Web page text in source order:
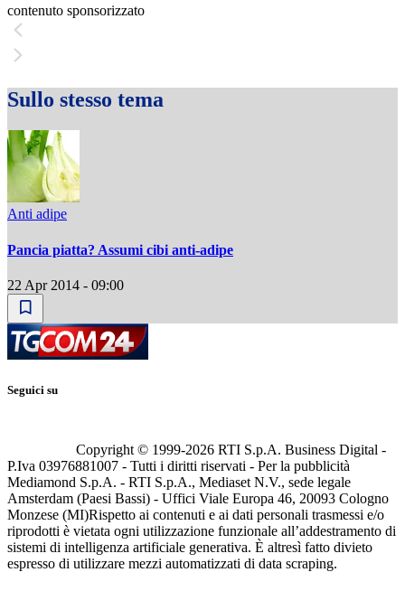
contenuto sponsorizzato
Sullo stesso tema
Anti adipe
Pancia piatta? Assumi cibi anti-adipe
22 Apr 2014 - 09:00
Seguici su
Copyright © 1999-2026 RTI S.p.A. Business Digital -
P.Iva 03976881007 - Tutti i diritti riservati - Per la pubblicità
Mediamond S.p.A. - RTI S.p.A., Mediaset N.V., sede legale
Amsterdam (Paesi Bassi) - Uffici Viale Europa 46, 20093 Cologno
Monzese (MI)Rispetto ai contenuti e ai dati personali trasmessi e/o
riprodotti è vietata ogni utilizzazione funzionale all’addestramento di
sistemi di intelligenza artificiale generativa. È altresì fatto divieto
espresso di utilizzare mezzi automatizzati di data scraping.